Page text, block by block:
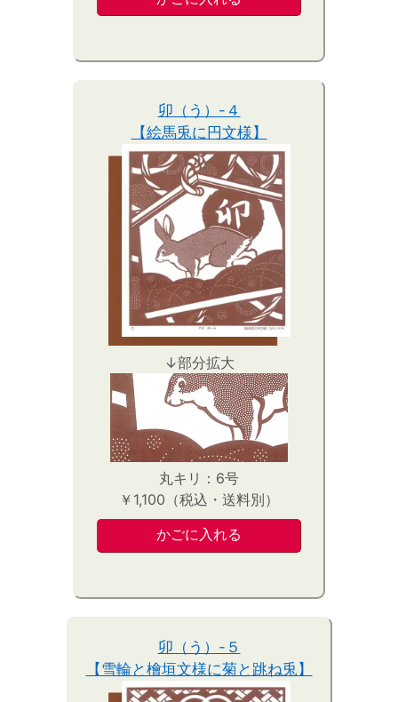
卯（う）-４
【絵馬兎に円文様】
↓部分拡大
丸キリ：6号
￥1,100（税込・送料別）
卯（う）-５
【雪輪と檜垣文様に菊と跳ね兎】